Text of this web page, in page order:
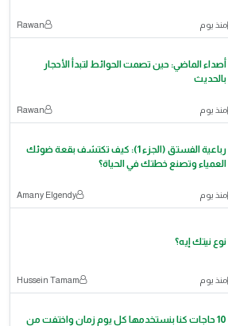
منذ يوم Rawan
أصداء الماضي: حين تصمت الحوائط لتبدأ الأحجار
بالحديث
منذ يوم Rawan
رباعية الفستق (الجزء 1): كيف تكتشف بقعة ضوئك
العمياء وتصنع خطتك في الحياة؟
منذ يوم Amany Elgendy
نوع نيتك إيه؟
منذ يوم Hussein Tamam
10 حاجات كنا بنستخدمها كل يوم زمان واختفت من